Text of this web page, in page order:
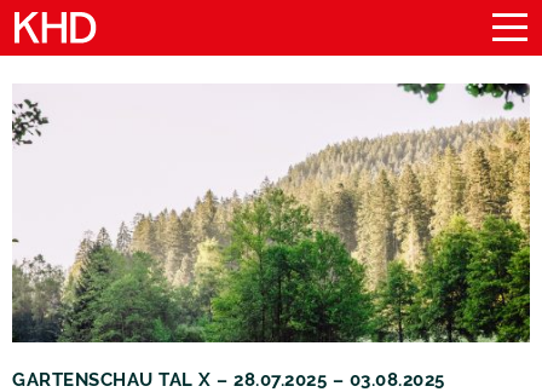
GARTENSCHAU TAL X – 28.07.2025 – 03.08.2025